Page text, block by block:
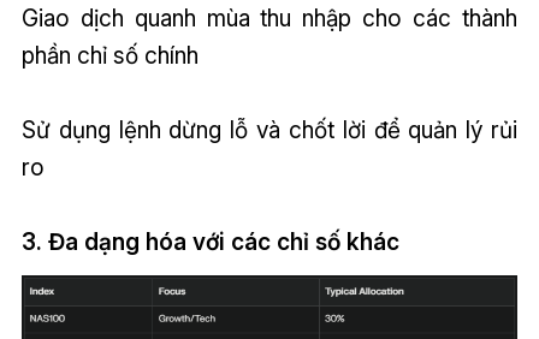
Giao dịch quanh mùa thu nhập cho các thành
phần chỉ số chính
Sử dụng lệnh dừng lỗ và chốt lời để quản lý rủi
ro
3. Đa dạng hóa với các chỉ số khác